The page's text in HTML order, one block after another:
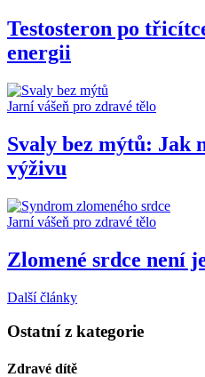
Testosteron po
energii
Jarní vášeň pro zdravé tělo
Svaly bez mýtů: Jak
výživu
Jarní vášeň pro zdravé tělo
Zlomené srdce není
Další články
Ostatní z kategorie
Zdravé dítě